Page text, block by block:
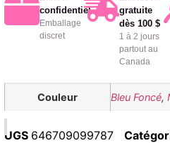
confidentiel
Emballage
discret
gratuite
dès 100 $
1 à 2 jours
partout au
Canada
Couleur Bleu Foncé,
UGS 646709099787